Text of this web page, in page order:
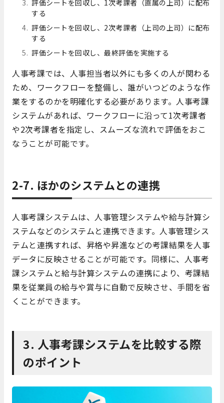
評価シートを回収し、1次考課者（直属の上司）に配布
する
評価シートを回収し、2次考課者（上司の上司）に配布
する
評価シートを回収し、最終評価を実施する
人事考課では、人事担当者以外にも多くの人が関わる
ため、ワークフローを整備し、誰がいつどのような作
業をするのかを明確化する必要があります。人事考課
システムがあれば、ワークフローに沿って1次考課者
や2次考課者を指定し、スムーズな流れで評価をおこ
なうことが可能です。
2-7. ほかのシステムとの連携
人事考課システムは、人事管理システムや給与計算シ
ステムなどのシステムと連携できます。人事管理シス
テムと連携すれば、昇格や昇進などの考課結果を人事
データに反映させることが可能です。同様に、人事考
課システムと給与計算システムの連携により、考課結
果を従業員の給与や賞与に自動で反映させ、手間を省
くことができます。
3. 人事考課システムを比較する際
のポイント